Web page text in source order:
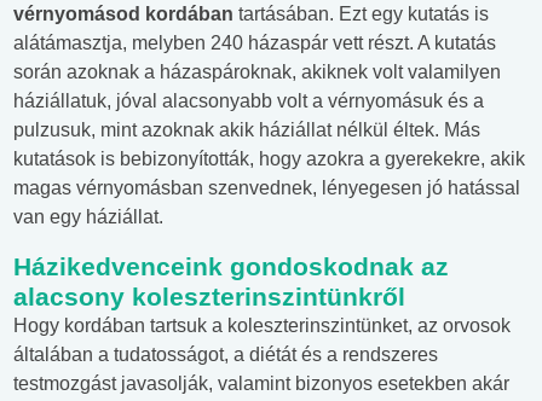
vérnyomásod kordában tartásában. Ezt egy kutatás is
alátámasztja, melyben 240 házaspár vett részt. A kutatás
során azoknak a házaspároknak, akiknek volt valamilyen
háziállatuk, jóval alacsonyabb volt a vérnyomásuk és a
pulzusuk, mint azoknak akik háziállat nélkül éltek. Más
kutatások is bebizonyították, hogy azokra a gyerekekre, akik
magas vérnyomásban szenvednek, lényegesen jó hatással
van egy háziállat.
Házikedvenceink gondoskodnak az
alacsony koleszterinszintünkről
Hogy kordában tartsuk a koleszterinszintünket, az orvosok
általában a tudatosságot, a diétát és a rendszeres
testmozgást javasolják, valamint bizonyos esetekben akár